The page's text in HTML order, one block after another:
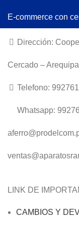
E-commerce con
Dirección:
Cercado – Arequipa
Telefono:
Whatsapp:
LINK DE
CAMBIOS Y